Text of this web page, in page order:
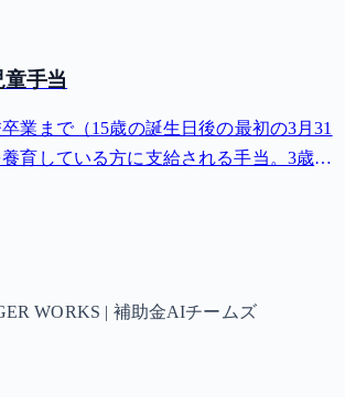
童手当
業まで（15歳の誕生日後の最初の3月31
育している方に支給される手当。3歳未
円）、中学生は月額10,000円。
WORKS | 補助金AIチームズ